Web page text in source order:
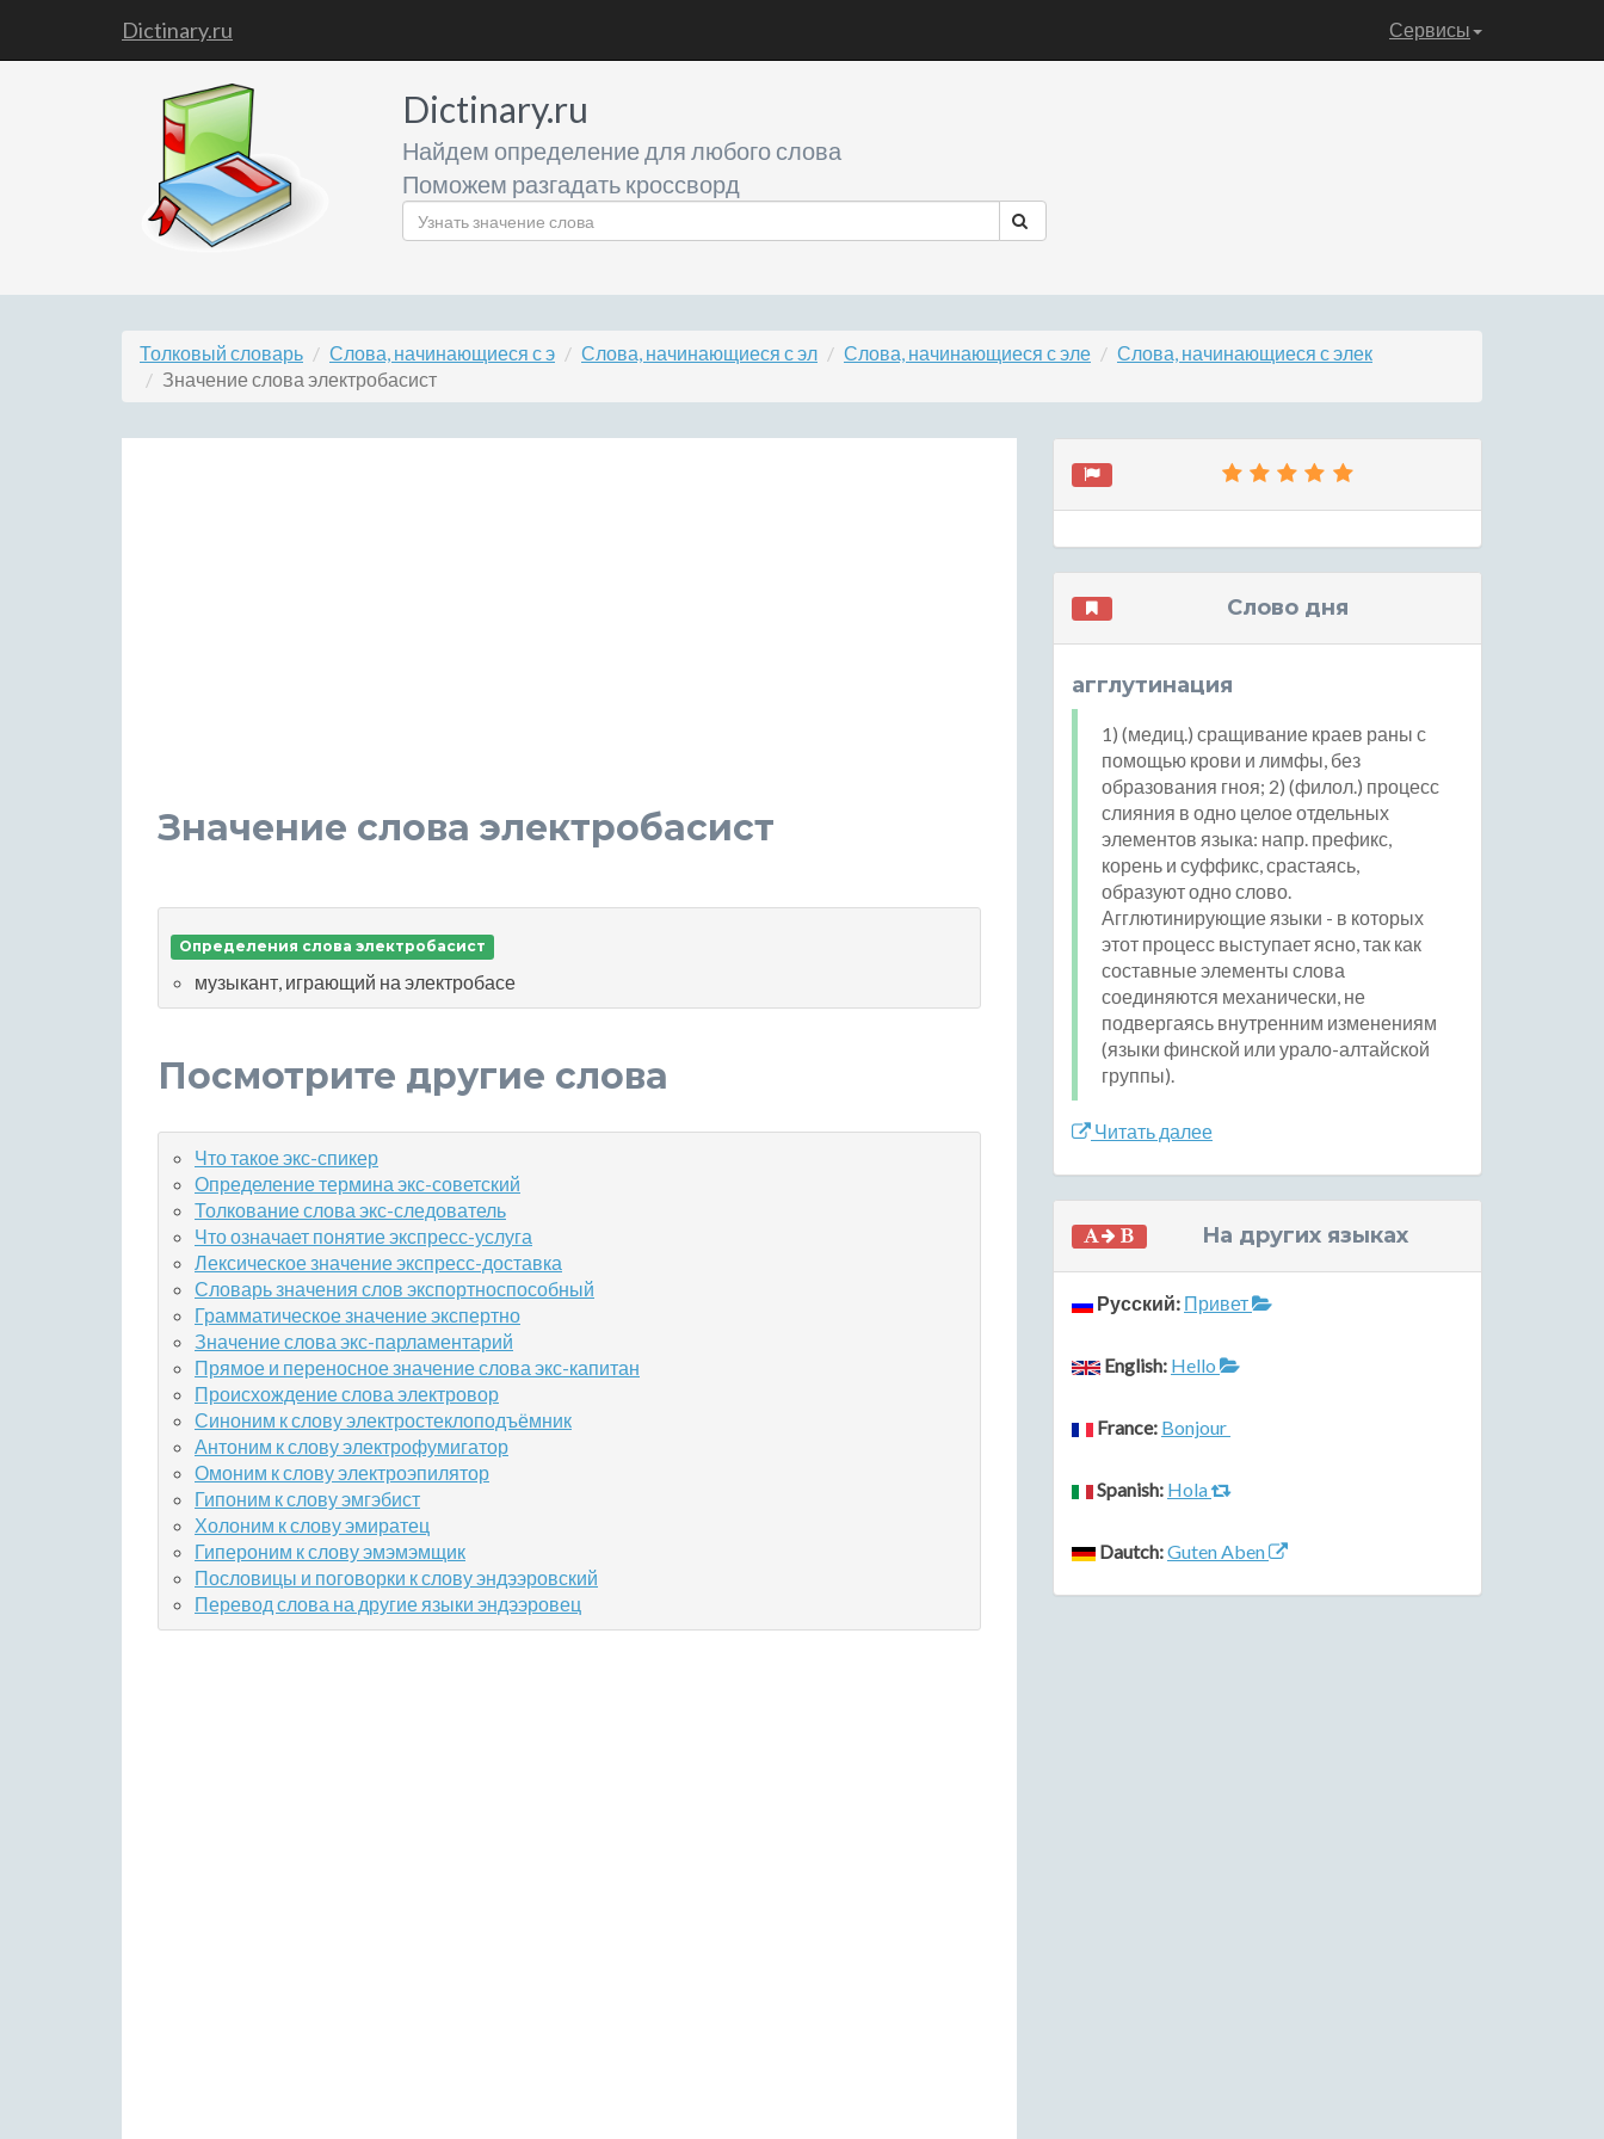
Dictinary.ru Сервисы
Dictinary.ru
Найдем определение для любого слова
Поможем разгадать кроссворд
Толковый словарь Слова, начинающиеся с э Слова, начинающиеся с эл Слова, начинающиеся с эле
Слова, начинающиеся с элек
Значение слова электробасист
Значение слова электробасист
Определения слова электробасист
музыкант, играющий на электробасе
Посмотрите другие слова
Что такое экс-спикер
Определение термина экс-советский
Толкование слова экс-следователь
Что означает понятие экспресс-услуга
Лексическое значение экспресс-доставка
Словарь значения слов экспортноспособный
Грамматическое значение экспертно
Значение слова экс-парламентарий
Прямое и переносное значение слова экс-капитан
Происхождение слова электровор
Синоним к слову электростеклоподъёмник
Антоним к слову электрофумигатор
Омоним к слову электроэпилятор
Гипоним к слову эмгэбист
Холоним к слову эмиратец
Гипероним к слову эмэмэмщик
Пословицы и поговорки к слову эндээровский
Перевод слова на другие языки эндээровец
Слово дня
агглутинация
1) (медиц.) сращивание краев раны с
помощью крови и лимфы, без
образования гноя; 2) (филол.) процесс
слияния в одно целое отдельных
элементов языка: напр. префикс,
корень и суффикс, срастаясь,
образуют одно слово.
Агглютинирующие языки - в которых
этот процесс выступает ясно, так как
составные элементы слова
соединяются механически, не
подвергаясь внутренним изменениям
(языки финской или урало-алтайской
группы).
Читать далее
На других языках
Русский: Привет
English: Hello
France: Bonjour
Spanish: Hola
Dautch:Guten Aben